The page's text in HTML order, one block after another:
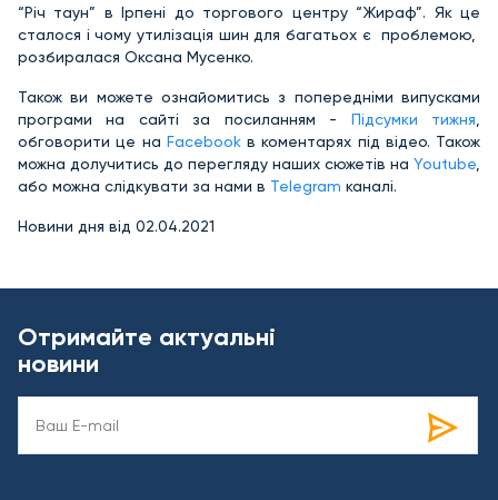
“Річ таун” в Ірпені до торгового центру “Жираф”. Як це
сталося і чому утилізація шин для багатьох є проблемою,
розбиралася Оксана Мусенко.
Також ви можете ознайомитись з попередніми випусками
програми на сайті за посиланням - Підсумки тижня
обговорити це на Facebookв коментарях під відео. Також
можна долучитись до перегляду наших сюжетів на Youtube
або можна слідкувати за нами в Telegram каналі.
Новини дня від 02.04.2021
Отримайте актуальні
новини